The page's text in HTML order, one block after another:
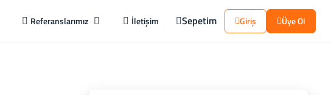
Referanslarımız İletişim Sepetim Giriş Üye Ol